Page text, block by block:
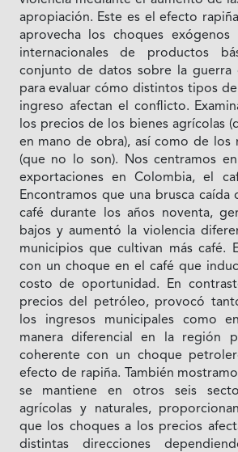
apropiación. Este es el efecto
aprovecha los choques
internacionales de productos
conjunto de datos sobre la guerra
para evaluar cómo distintos tipos
ingreso afectan el conflicto.
los precios de los bienes agrícolas
en mano de obra), así como de los
(que no lo son). Nos centramos
exportaciones en Colombia, el
Encontramos que una brusca caída
café durante los años noventa,
bajos y aumentó la violencia
municipios que cultivan más café.
con un choque en el café que
costo de oportunidad. En
precios del petróleo, provocó
los ingresos municipales como
manera diferencial en la región
coherente con un choque
efecto de rapiña. También
se mantiene en otros seis
agrícolas y naturales,
que los choques a los precios
distintas direcciones